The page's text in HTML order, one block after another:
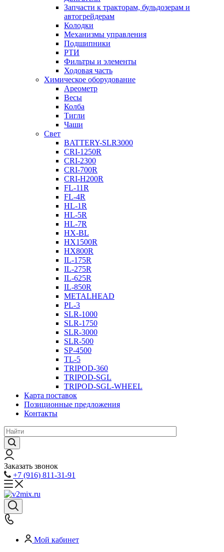
Запчасти к тракторам, бульдозерам и
автогрейдерам
Колодки
Механизмы управления
Подшипники
РТИ
Фильтры и элементы
Ходовая часть
Химическое оборудование
Ареометр
Весы
Колба
Тигли
Чаши
Cвет
BATTERY-SLR3000
CRI-1250R
CRI-2300
CRI-700R
CRI-H200R
FL-11R
FL-4R
HL-1R
HL-5R
HL-7R
HX-BL
HX1500R
HX800R
IL-175R
IL-275R
IL-625R
IL-850R
METALHEAD
PL-3
SLR-1000
SLR-1750
SLR-3000
SLR-500
SP-4500
TL-5
TRIPOD-360
TRIPOD-SGL
TRIPOD-SGL-WHEEL
Карта поставок
Позиционные предложения
Контакты
Заказать звонок
+7 (916) 811-31-91
Мой кабинет